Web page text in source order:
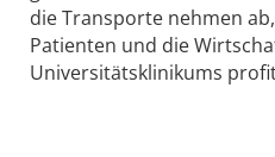
die Transporte nehmen
Patienten und die
Universitätsklinikums